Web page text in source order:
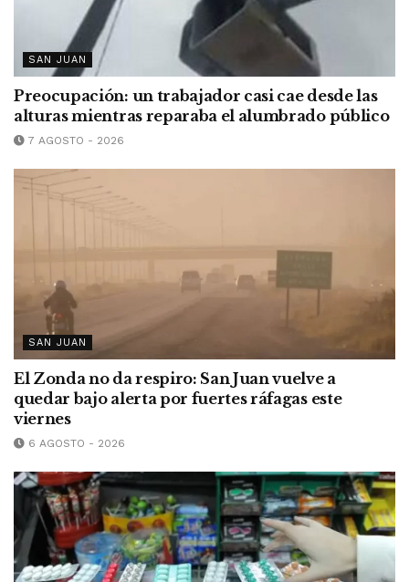
SAN JUAN
Preocupación: un trabajador casi cae desde las
alturas mientras reparaba el alumbrado público
7 AGOSTO - 2026
SAN JUAN
El Zonda no da respiro: San Juan vuelve a
quedar bajo alerta por fuertes ráfagas este
viernes
6 AGOSTO - 2026